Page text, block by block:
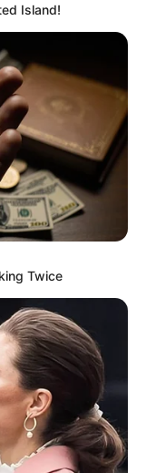
tao maravilhosa
sobre brincos
encontra mais 4
Digital
Island!
Twice